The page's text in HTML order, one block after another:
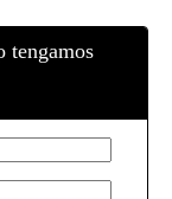
tengamos